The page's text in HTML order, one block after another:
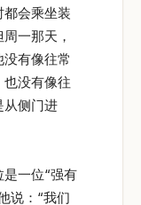
会乘坐装
一那天，
有像往常
没有像往
从侧门进
一位“强有
说：“我们